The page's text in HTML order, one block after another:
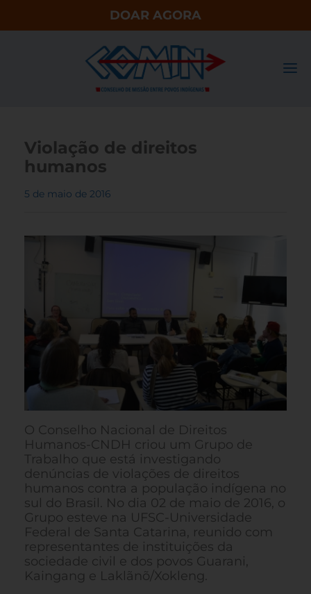
DOAR AGORA
Violação de direitos
humanos
5 de maio de 2016
O Conselho Nacional de Direitos
Humanos-CNDH criou um Grupo de
Trabalho que está investigando
denúncias de violações de direitos
humanos contra a população indígena no
sul do Brasil. No dia 02 de maio de 2016, o
Grupo esteve na UFSC-Universidade
Federal de Santa Catarina, reunido com
representantes de instituições da
sociedade civil e dos povos Guarani,
Kaingang e Laklãnõ/Xokleng.